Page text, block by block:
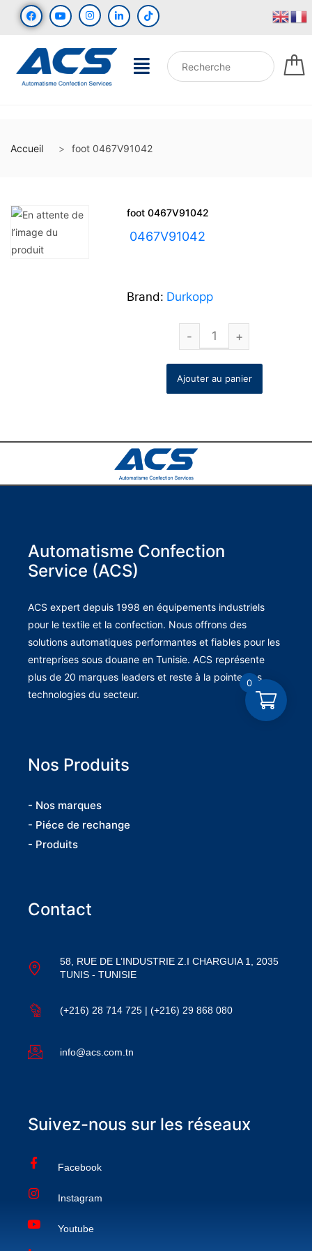
Accueil foot 0467V91042
foot 0467V91042
0467V91042
Brand: Durkopp
Ajouter au panier
Automatisme Confection
Service (ACS)
ACS expert depuis 1998 en équipements industriels
pour le textile et la confection. Nous offrons des
solutions automatiques performantes et fiables pour les
entreprises sous douane en Tunisie. ACS représente
plus de 20 marques leaders et reste à la pointe des
technologies du secteur.
Nos Produits
- Nos marques
- Piéce de rechange
- Produits
Contact
58, RUE DE L’INDUSTRIE Z.I CHARGUIA 1, 2035
TUNIS - TUNISIE
(+216) 28 714 725 | (+216) 29 868 080
info@acs.com.tn
Suivez-nous sur les réseaux
Facebook
Instagram
Youtube
0